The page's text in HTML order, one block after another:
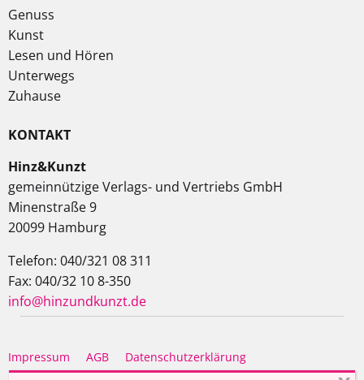
Genuss
Kunst
Lesen und Hören
Unterwegs
Zuhause
KONTAKT
Hinz&Kunzt
gemeinnützige Verlags- und Vertriebs GmbH
Minenstraße 9
20099 Hamburg
Telefon: 040/321 08 311
Fax: 040/32 10 8-350
info@hinzundkunzt.de
Impressum AGB
Datenschutzerklärung